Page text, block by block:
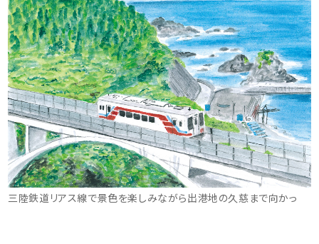
三陸鉄道リアス線で景色を楽しみながら出港地の久慈まで向かっ